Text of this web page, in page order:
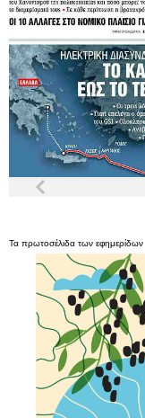
Τα πρωτοσέλιδα των εφημερίδων